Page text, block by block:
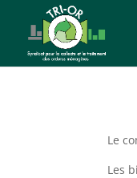
Le
Les